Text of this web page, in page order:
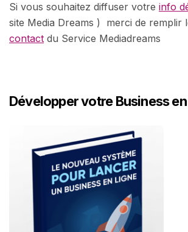
Si vous souhaitez diffuser votre info
site Media Dreams ) merci de remplir
contact du Service Mediadreams
Développer votre Business